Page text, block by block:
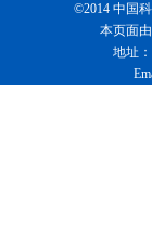
©2014 中国
本页面
地址